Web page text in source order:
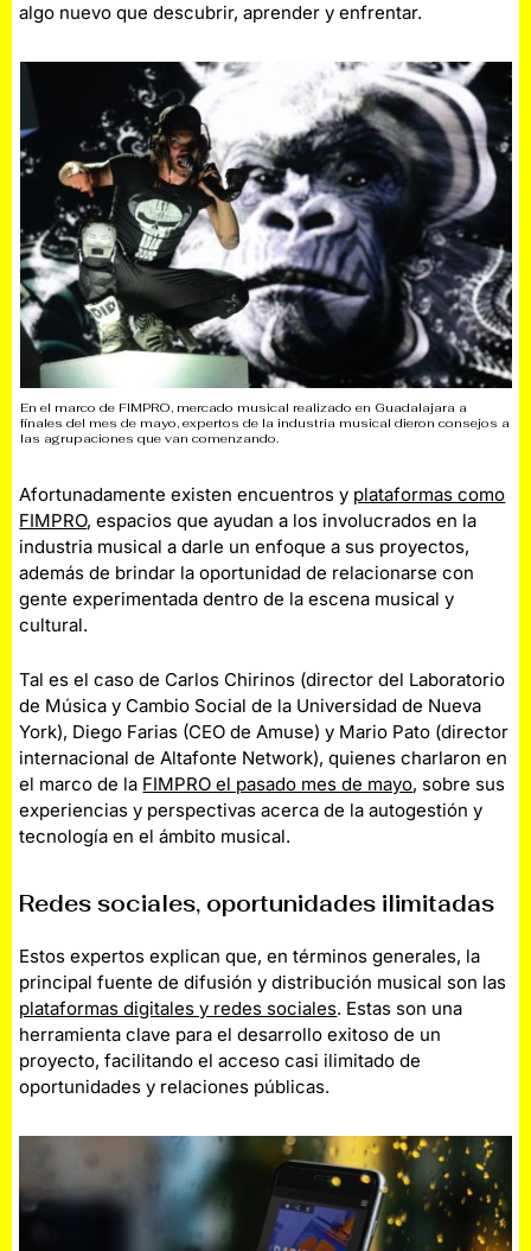
algo nuevo que descubrir, aprender y enfrentar.
En el marco de FIMPRO, mercado musical realizado en Guadalajara a
finales del mes de mayo, expertos de la industria musical dieron consejos a
las agrupaciones que van comenzando.
Afortunadamente existen encuentros y plataformas como
FIMPRO, espacios que ayudan a los involucrados en la
industria musical a darle un enfoque a sus proyectos,
además de brindar la oportunidad de relacionarse con
gente experimentada dentro de la escena musical y
cultural.
Tal es el caso de Carlos Chirinos (director del Laboratorio
de Música y Cambio Social de la Universidad de Nueva
York), Diego Farias (CEO de Amuse) y Mario Pato (director
internacional de Altafonte Network), quienes charlaron en
el marco de la FIMPRO el pasado mes de mayo, sobre sus
experiencias y perspectivas acerca de la autogestión y
tecnología en el ámbito musical.
Redes sociales, oportunidades ilimitadas
Estos expertos explican que, en términos generales, la
principal fuente de difusión y distribución musical son las
plataformas digitales y redes sociales. Estas son una
herramienta clave para el desarrollo exitoso de un
proyecto, facilitando el acceso casi ilimitado de
oportunidades y relaciones públicas.